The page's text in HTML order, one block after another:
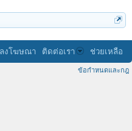
ลงโฆษณา ติดต่อเรา ช่วยเหลือ
ข้อกำหนดและกฎ